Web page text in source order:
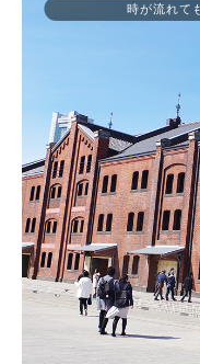
時が流れて